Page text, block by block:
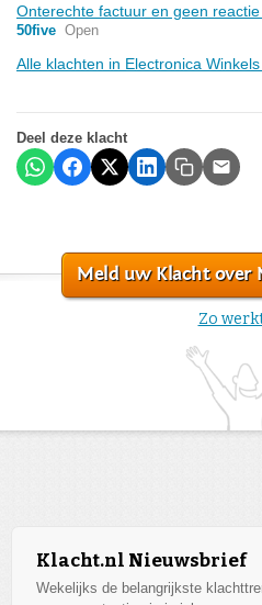
Onterechte factuur en geen
50five Open
Alle klachten in Electronica
Deel deze klacht
Meld uw Klacht over
Zo
Klacht.nl Nieuwsbrief
Wekelijks de belangrijkste